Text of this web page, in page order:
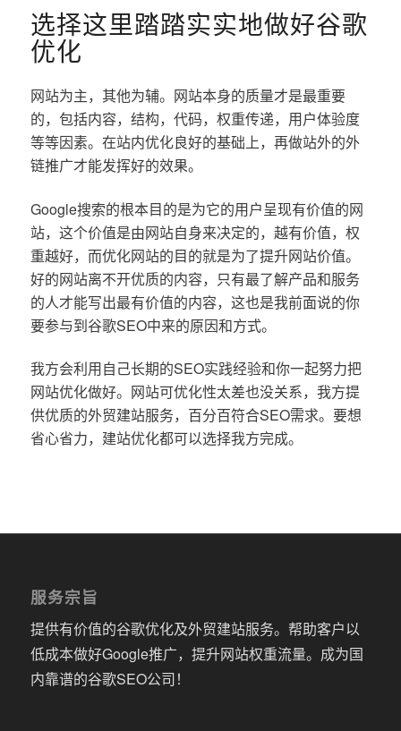
选择这里踏踏实实地做好谷歌
优化
网站为主，其他为辅。网站本身的质量才是最重要
的，包括内容，结构，代码，权重传递，用户体验度
等等因素。在站内优化良好的基础上，再做站外的外
链推广才能发挥好的效果。
Google搜索的根本目的是为它的用户呈现有价值的网
站，这个价值是由网站自身来决定的，越有价值，权
重越好，而优化网站的目的就是为了提升网站价值。
好的网站离不开优质的内容，只有最了解产品和服务
的人才能写出最有价值的内容，这也是我前面说的你
要参与到谷歌SEO中来的原因和方式。
我方会利用自己长期的SEO实践经验和你一起努力把
网站优化做好。网站可优化性太差也没关系，我方提
供优质的外贸建站服务，百分百符合SEO需求。要想
省心省力，建站优化都可以选择我方完成。
服务宗旨
提供有价值的谷歌优化及外贸建站服务。帮助客户以
低成本做好Google推广，提升网站权重流量。成为国
内靠谱的谷歌SEO公司！